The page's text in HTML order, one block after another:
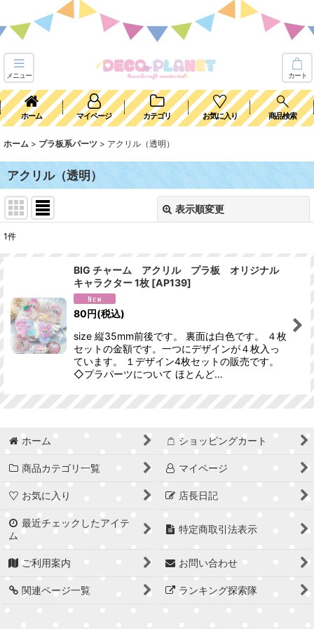
メニュー カート
ホーム マイページ カテゴリ お気に入り 商品検索
ホーム > プラ板系パーツ > アクリル（透明）
アクリル（透明）
表示順変更
1件
BIG チャーム アクリル プラ板 オリジナル
キャラクター 1枚 [AP139]
80円(税込)
size 縦35mm前後です。 裏面は白色です。 ４枚
セットの金額です。一つにデザインが４枚入っ
ています。 １デザイン4枚セットの販売です。
◇プラパーツについて ほとんど…
ホーム ショッピングカート
商品カテゴリ一覧 マイページ
お気に入り 店長日記
最近チェックしたアイテ
ム
特定商取引法表示
ご利用案内 お問い合わせ
関連ページ一覧 ランキング探索隊